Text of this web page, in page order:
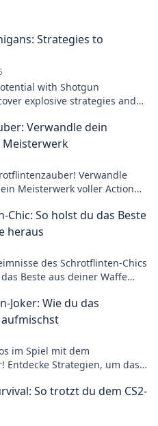
Strategies to
with Shotgun
explosive strategies and
Verwandle dein
Meisterwerk
Verwandle
Meisterwerk voller Action
Chic: So holst du das Beste
heraus
des Schrotflinten-Chics
Beste aus deiner Waffe
Joker: Wie du das
im Spiel mit dem
Entdecke Strategien, um das
So trotzt du dem CS2-